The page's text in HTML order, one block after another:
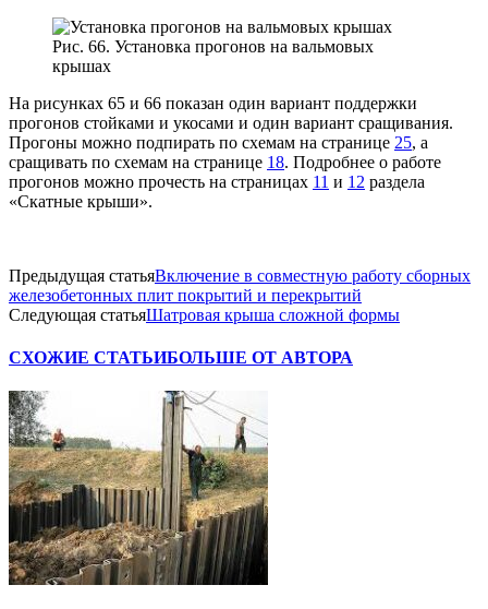
Рис. 66. Установка прогонов на вальмовых
крышах
На рисунках 65 и 66 показан один вариант поддержки
прогонов стойками и укосами и один вариант сращивания.
Прогоны можно подпирать по схемам на странице 25, а
сращивать по схемам на странице 18. Подробнее о работе
прогонов можно прочесть на страницах 11 и 12 раздела
«Скатные крыши».
Предыдущая статьяВключение в совместную работу сборных
железобетонных плит покрытий и перекрытий
Следующая статьяШатровая крыша сложной формы
СХОЖИЕ СТАТЬИБОЛЬШЕ ОТ АВТОРА